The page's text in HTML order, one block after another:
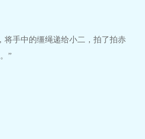
手中的缰绳递给小二，拍了拍赤
”